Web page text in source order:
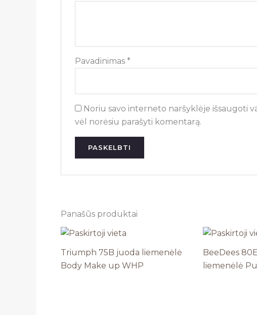
Pavadinimas *
Noriu savo interneto naršyklėje išsaugoti
vėl norėsiu parašyti komentarą.
Panašūs produktai
Triumph 75B juoda liemenėlė
Body Make up WHP
BeeDees
liemenėlė